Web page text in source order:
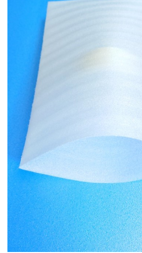
2024.2.27
全国へ確実・迅速に納品...
オンラインショップを開設いたしました。...